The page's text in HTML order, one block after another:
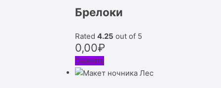
Брелоки
Rated 4.25 out of 5
0,00₽
Скачать